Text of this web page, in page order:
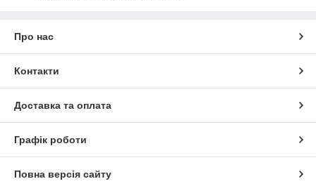
Про нас
Контакти
Доставка та оплата
Графік роботи
Повна версія сайту